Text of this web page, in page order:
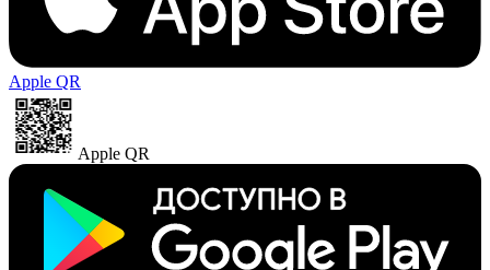
Apple QR
Apple QR